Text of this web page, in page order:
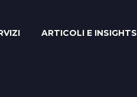
ARTICOLI E INSIGHTS